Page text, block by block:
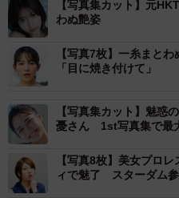
【写真集カット】元
わぬ艶姿
【写真7枚】一糸まと
「目に焼き付けて」
【写真集カット】魅惑
憂さん 1st写真集で最
【写真8枚】美女プロ
ィで魅了 スターダム